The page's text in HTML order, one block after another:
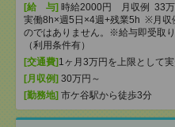
[給 与] 時給2000円 月収例 33万
実働8h×週5日×4週+残業5h ※月収
のではありません。※給与即受取
（利用条件有）
[交通費]1ヶ月3万円を上限として
[月収例] 30万円～
[勤務地] 市ケ谷駅から徒歩3分